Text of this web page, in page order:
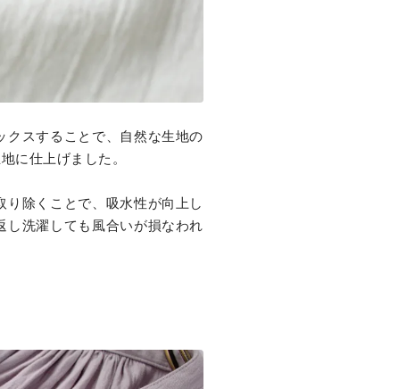
クスすることで、自然な生地の
に仕上げました。
除くことで、吸水性が向上し
し洗濯しても風合いが損なわれ